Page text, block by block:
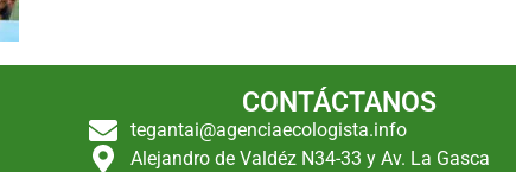
CONTÁCTANOS
tegantai@agenciaecologista.info
Alejandro de Valdéz N34-33 y Av. La Gasca